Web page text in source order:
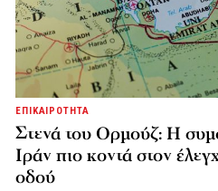
ΕΠΙΚΑΙΡΟΤΗΤΑ
Στενά του Ορμούζ: Η
Ιράν πιο κοντά στον
οδού